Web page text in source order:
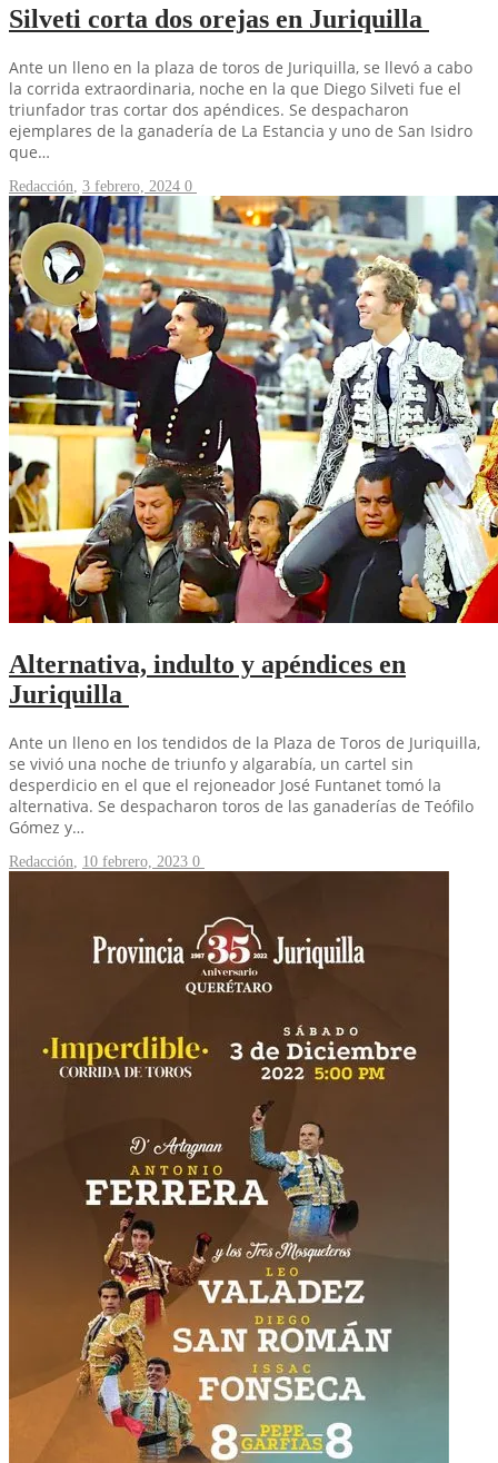
Silveti corta dos orejas en Juriquilla
Ante un lleno en la plaza de toros de Juriquilla, se llevó a cabo
la corrida extraordinaria, noche en la que Diego Silveti fue el
triunfador tras cortar dos apéndices. Se despacharon
ejemplares de la ganadería de La Estancia y uno de San Isidro
que…
Redacción, 3 febrero, 2024 0
Alternativa, indulto y apéndices en
Juriquilla
Ante un lleno en los tendidos de la Plaza de Toros de Juriquilla,
se vivió una noche de triunfo y algarabía, un cartel sin
desperdicio en el que el rejoneador José Funtanet tomó la
alternativa. Se despacharon toros de las ganaderías de Teófilo
Gómez y…
Redacción, 10 febrero, 2023 0